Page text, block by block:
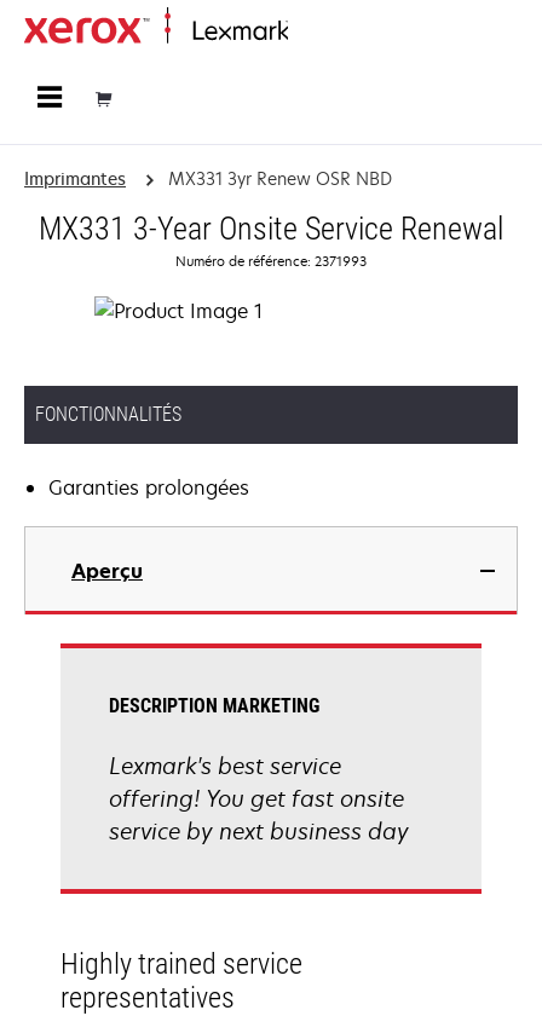
Imprimantes MX331 3yr Renew OSR NBD
MX331 3-Year Onsite Service Renewal
Numéro de référence: 2371993
FONCTIONNALITÉS
Garanties prolongées
Aperçu
DESCRIPTION MARKETING
Lexmark's best service
offering! You get fast onsite
service by next business day
Highly trained service
representatives